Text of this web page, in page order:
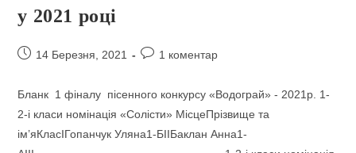
у 2021 році
Запис14 Березня, 2021
Коментарі
1 коментар
Бланк 1 фіналу пісенного конкурсу «Водограй» - 2021р. 1-
2-і класи номінація «Солісти» МісцеПрізвище та
ім’яКласIГопанчук Уляна1-БIIБаклан Анна1-